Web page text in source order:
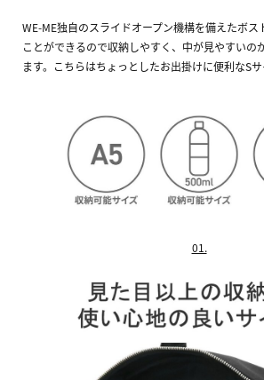
WE-ME独自のスライドオープン機構を備えたボス
ことができるので収納しやすく、中が見やすいの
ます。こちらはちょっとしたお出掛けに便利なSサ
01.